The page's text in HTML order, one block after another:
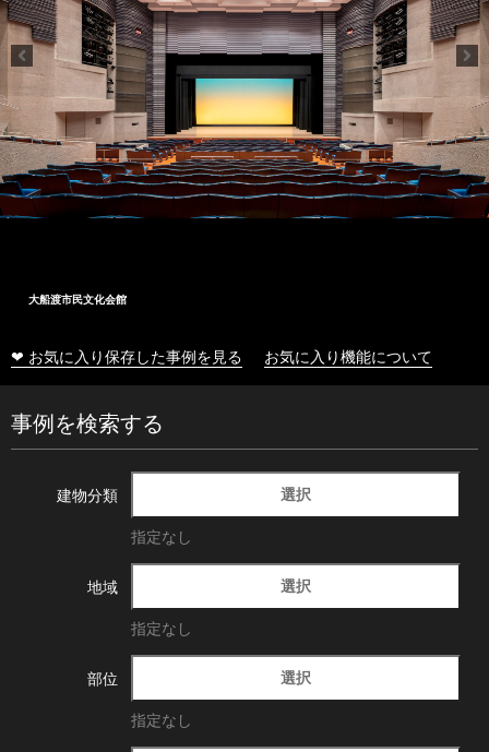
大船渡市民文化会館
❤ お気に入り保存した事例を見る お気に入り機能について
事例を検索する
建物分類 選択
指定なし
地域 選択
指定なし
部位 選択
指定なし